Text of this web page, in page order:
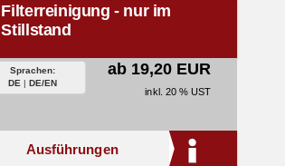
Filterreinigung - nur im
Stillstand
Sprachen:
DE
DE/EN
ab 19,20 EUR
inkl. 20 % UST
Ausführungen